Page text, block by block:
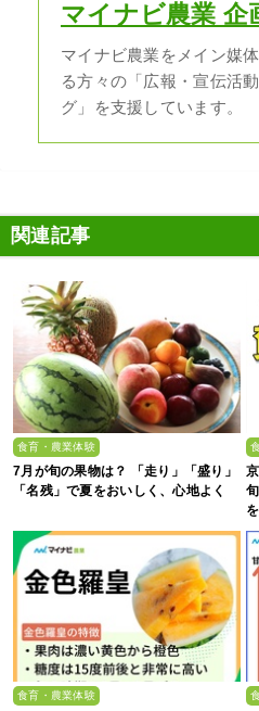
マイナビ農業 企
マイナビ農業をメイン媒
る方々の「広報・宣伝活
グ」を支援しています。
関連記事
食育・農業体験
7月が旬の果物は？ 「走り」「盛り」
「名残」で夏をおいしく、心地よく
食育・農業体験